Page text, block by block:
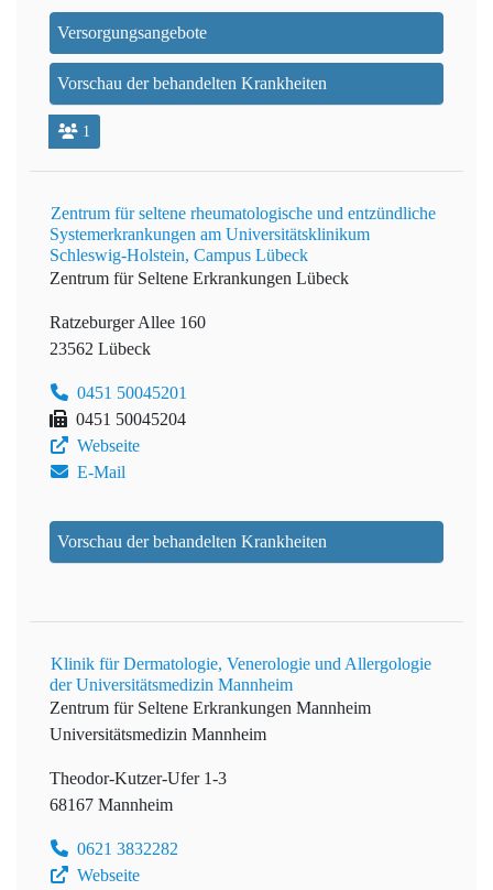
Versorgungsangebote
Vorschau der behandelten Krankheiten
1
Zentrum für seltene rheumatologische und entzündliche
Systemerkrankungen am Universitätsklinikum
Schleswig-Holstein, Campus Lübeck
Zentrum für Seltene Erkrankungen Lübeck
Ratzeburger Allee 160
23562 Lübeck
0451 50045201
0451 50045204
Webseite
E-Mail
Vorschau der behandelten Krankheiten
Klinik für Dermatologie, Venerologie und Allergologie
der Universitätsmedizin Mannheim
Zentrum für Seltene Erkrankungen Mannheim
Universitätsmedizin Mannheim
Theodor-Kutzer-Ufer 1-3
68167 Mannheim
0621 3832282
Webseite